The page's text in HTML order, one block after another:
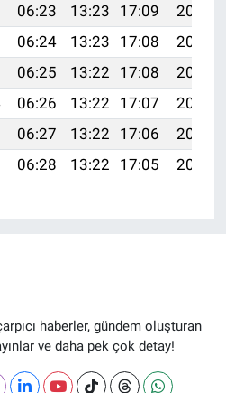
06:23 13:23 17:09
20:13
06:24 13:23 17:08
20:11
06:25 13:22 17:08
20:10
06:26 13:22 17:07
20:08
06:27 13:22 17:06
20:07
06:28 13:22 17:05 20:05
haberler, gündem oluşturan
ve daha pek çok detay!